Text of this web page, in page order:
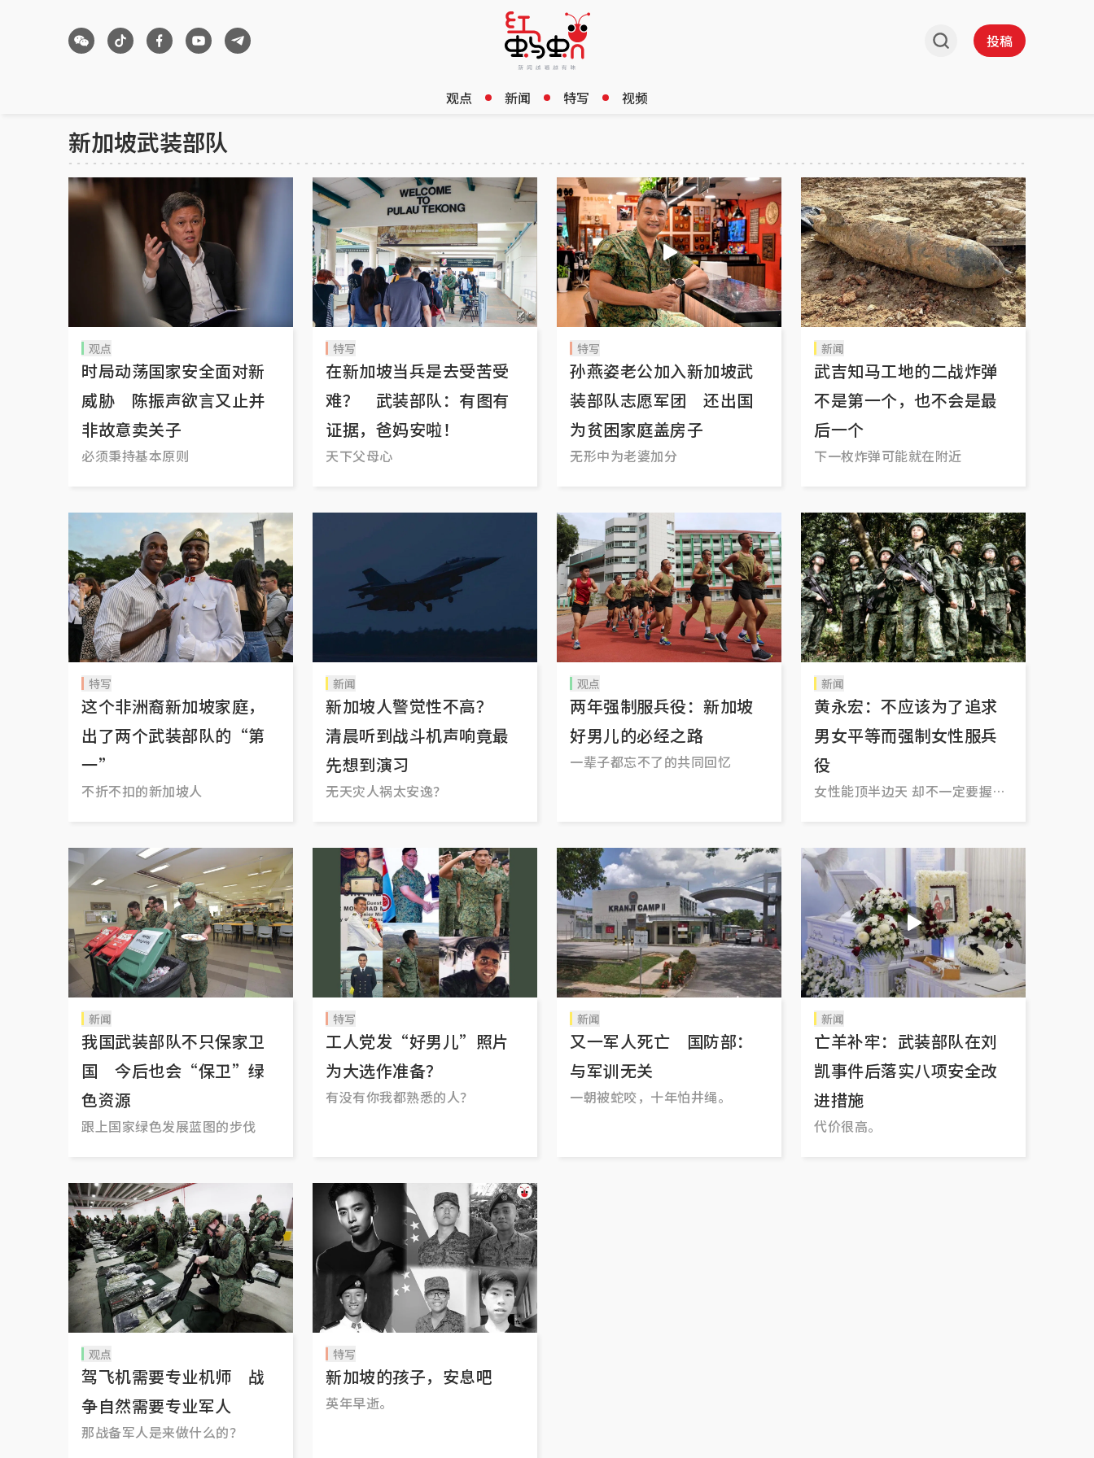
投稿
观点 新闻 特写 视频
新加坡武装部队
观点
时局动荡国家安全面对新
威胁 陈振声欲言又止并
非故意卖关子
必须秉持基本原则
特写
在新加坡当兵是去受苦受
难？ 武装部队：有图有
证据，爸妈安啦！
天下父母心
特写
孙燕姿老公加入新加坡武
装部队志愿军团 还出国
为贫困家庭盖房子
无形中为老婆加分
新闻
武吉知马工地的二战炸弹
不是第一个，也不会是最
后一个
下一枚炸弹可能就在附近
特写
这个非洲裔新加坡家庭，
出了两个武装部队的“第
一”
不折不扣的新加坡人
新闻
新加坡人警觉性不高？
清晨听到战斗机声响竟最
先想到演习
无天灾人祸太安逸？
观点
两年强制服兵役：新加坡
好男儿的必经之路
一辈子都忘不了的共同回忆
新闻
黄永宏：不应该为了追求
男女平等而强制女性服兵
役
女性能顶半边天 却不一定要握起
新闻
我国武装部队不只保家卫
国 今后也会“保卫”绿
色资源
跟上国家绿色发展蓝图的步伐
特写
工人党发“好男儿”照片
为大选作准备？
有没有你我都熟悉的人？
新闻
又一军人死亡 国防部：
与军训无关
一朝被蛇咬，十年怕井绳。
新闻
亡羊补牢：武装部队在刘
凯事件后落实八项安全改
进措施
代价很高。
观点
驾飞机需要专业机师 战
争自然需要专业军人
那战备军人是来做什么的？
特写
新加坡的孩子，安息吧
英年早逝。